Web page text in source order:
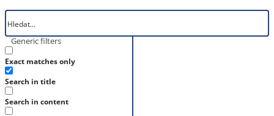
Generic filters
Exact matches only
Search in title
Search in content